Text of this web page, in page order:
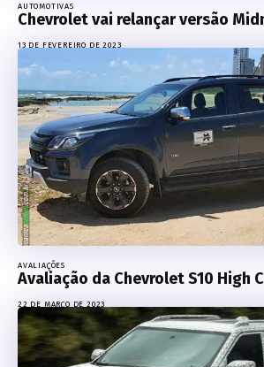
AUTOMOTIVAS
Chevrolet vai relançar versão
13 DE FEVEREIRO DE 2023
AVALIAÇÕES
Avaliação da Chevrolet S10 High
22 DE MARÇO DE 2023